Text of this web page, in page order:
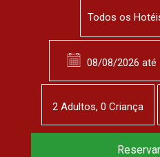
2 Adultos, 0 Criança